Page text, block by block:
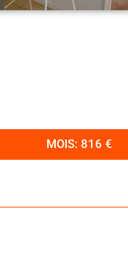
MOIS: 816 €